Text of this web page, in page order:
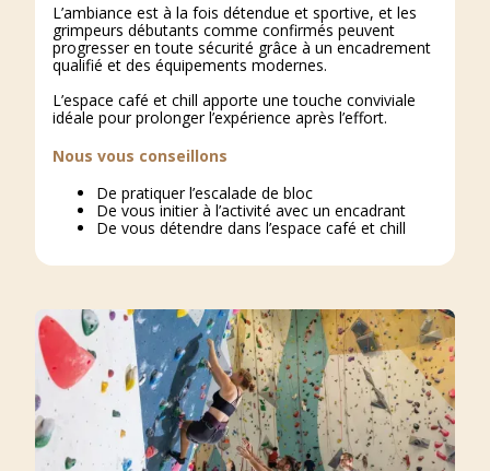
L’ambiance est à la fois détendue et sportive, et les
grimpeurs débutants comme confirmés peuvent
progresser en toute sécurité grâce à un encadrement
qualifié et des équipements modernes.
L’espace café et chill apporte une touche conviviale
idéale pour prolonger l’expérience après l’effort.
Nous vous conseillons
De pratiquer l’escalade de bloc
De vous initier à l’activité avec un encadrant
De vous détendre dans l’espace café et chill